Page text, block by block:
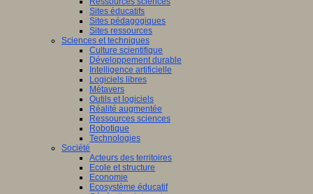
Sites éducatifs
Sites pédagogiques
Sites ressources
Sciences et techniques
Culture scientifique
Développement durable
Intelligence artificielle
Logiciels libres
Métavers
Outils et logiciels
Réalité augmentée
Ressources sciences
Robotique
Technologies
Société
Acteurs des territoires
Ecole et structure
Economie
Ecosystème éducatif